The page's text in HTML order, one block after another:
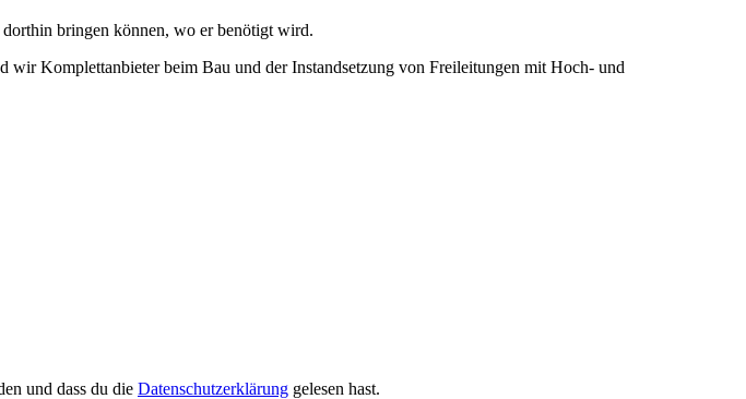
bringen können, wo er benötigt wird.
wir Komplettanbieter beim Bau und der Instandsetzung von Freileitungen mit Hoch- und
und dass du die Datenschutzerklärung gelesen hast.